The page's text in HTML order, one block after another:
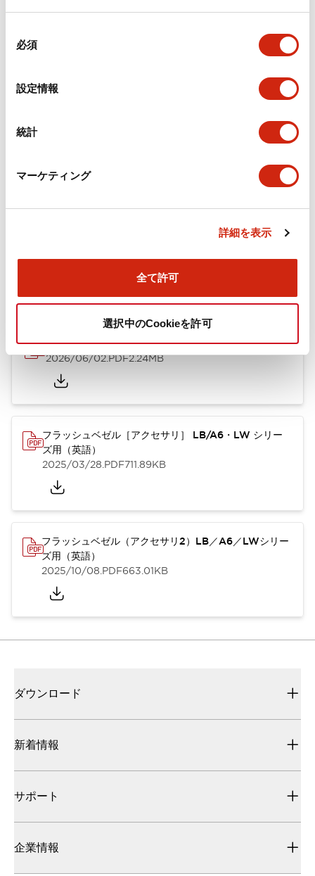
必須
設定情報
統計
マーケティング
詳細を表示
全て許可
選択中のCookieを許可
A6シリーズ φ16小形コントロールユニット（日本語）
フラッシュベゼル［アクセサリ］ LB/A6・LW シリーズ
フラッシュベゼル（アクセサリ2）LB／A6／LWシリー
A6シリーズ φ16小形コントロールユニット（英語）
2026/06/02.PDF2.24MB
フラッシュベゼル［アクセサリ］ LB/A6・LW シリー
ズ用（英語）
2025/03/28.PDF711.89KB
フラッシュベゼル（アクセサリ2）LB／A6／LWシリー
ズ用（英語）
2025/10/08.PDF663.01KB
ダウンロード
新着情報
サポート
企業情報